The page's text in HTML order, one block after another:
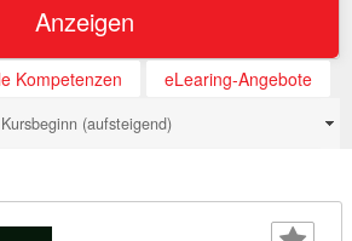
Anzeigen
Kompetenzen
eLearing-Angebote
Kursbeginn (aufsteigend)